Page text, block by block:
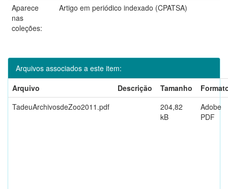
Aparece
nas
coleções:
Artigo em periódico indexado (CPATSA)
Arquivos associados a este item:
Arquivo
Descrição Tamanho
TadeuArchivosdeZoo2011.pdf
204,82
kB
Adobe
PDF